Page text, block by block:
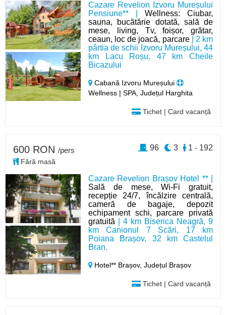
Cazare Revelion Izvoru Mureșului
Pensiune** |Wellness: Ciubar,
sauna, bucătărie dotată, sală de
mese, living, Tv, foișor, grătar,
ceaun, loc de joacă, parcare| 2 km
pârtia de schii Izvoru Mureșului, 44
km Lacu Roșu, 47 km Cheile
Bicazului
Cabană Izvoru Mureșului
Wellness | SPA, Județul Harghita
Tichet | Card vacanță
Cazare Revelion Brașov Hotel ** |
Sală de mese, Wi-Fi gratuit,
recepție 24/7, încălzire centrală,
cameră de bagaje, depozit
echipament schi, parcare privată
gratuită | 4 km Biserica Neagră, 9
km Canionul 7 Scări, 17 km
Poiana Brașov, 32 km Castelul
Bran.
Hotel** Brașov,Județul Brașov
Tichet | Card vacanță
600 RON /pers
Fără masă
1 - 192
3
96